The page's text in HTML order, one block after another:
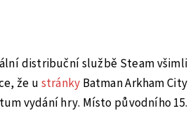
distribuční službě Steam všimli
že u stránky Batman Arkham City
vydání hry. Místo původního 15.